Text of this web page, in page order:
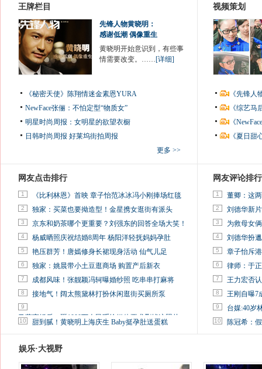
王牌栏目
先锋人物黄晓明：
感谢低潮 偶像重生
黄晓明开始意识到，有些事
情需要改变。……[详细]
《秘密天使》陈翔情迷金素恩YURA
NewFace张俪：不怕定型“物质女”
明星时尚周报：女明星的欲望衣橱
日韩时尚周报 好莱坞街拍周报
更多 >>
视频策划
《先锋
《综艺
《
《夏日
网友点击排行
1 《比利林恩》首映 章子怡范冰冰冯小刚捧场红毯
2 独家：买菜也要拗造型！金星携女逛街有派头
3 京东和奶茶哪个更重要？刘强东的回答全场大笑！
4 杨威晒照庆祝结婚8周年 杨阳洋轻抚妈妈孕肚
5 艳压群芳！唐嫣修身长裙现身活动 仙气儿足
6 独家：姚晨带小土豆逛商场 购置产后新衣
7 成都风味！张靓颖冯轲曝婚纱照 吃串串打麻将
8 接地气！阔太熊黛林打扮休闲逛街买厕所泵
9
马蓉离婚后，砸1000万人民币给媒体要求删掉这照片
10 甜到腻！黄晓明上海庆生 Baby挺孕肚送蛋糕
网友评论排行
1 董卿：这
2 刘德华新
3 为救母女
4 刘德华扮
5 章子怡斥
6 律师：于
7 王力宏否
8 王刚自曝7
9 台媒:40岁
10 陈冠希：
娱乐·大视野